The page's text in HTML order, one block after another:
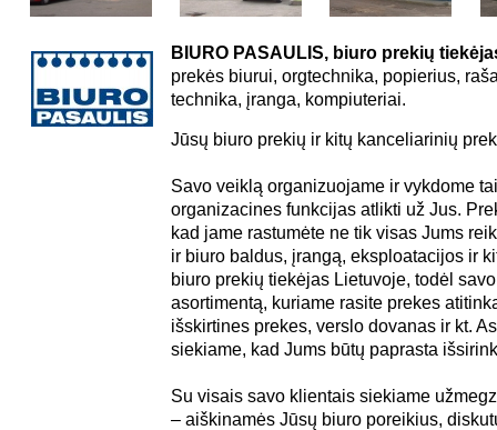
BIURO PASAULIS, biuro prekių
prekės biurui, orgtechnika, popierius,
technika, įranga, kompiuteriai.
Jūsų biuro prekių ir kitų kanceliarinių
Savo veiklą organizuojame ir vykdome
organizacines funkcijas atlikti už Jus.
kad jame rastumėte ne tik visas Jums
ir biuro baldus, įrangą, eksploatacijos ir
biuro prekių tiekėjas Lietuvoje, todėl
asortimentą, kuriame rasite prekes
išskirtines prekes, verslo dovanas ir kt.
siekiame, kad Jums būtų paprasta
Su visais savo klientais siekiame
– aiškinamės Jūsų biuro poreikius,